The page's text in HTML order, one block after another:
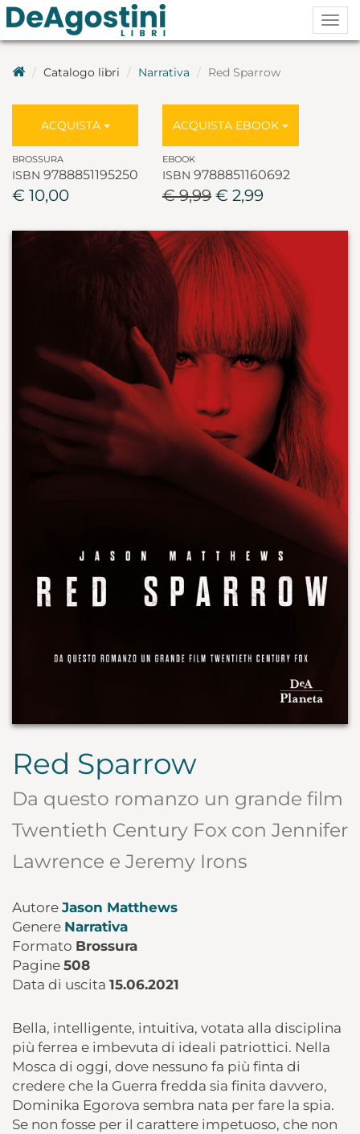
Catalogo libri Narrativa Red Sparrow
ACQUISTA
BROSSURA
ISBN 9788851195250
€ 10,00
ACQUISTA EBOOK
EBOOK
ISBN 9788851160692
€ 9,99 € 2,99
Red Sparrow
Da questo romanzo un grande film
Twentieth Century Fox con Jennifer
Lawrence e Jeremy Irons
Autore Jason Matthews
Genere Narrativa
Formato Brossura
Pagine 508
Data di uscita 15.06.2021
Bella, intelligente, intuitiva, votata alla disciplina
più ferrea e imbevuta di ideali patriottici. Nella
Mosca di oggi, dove nessuno fa più finta di
credere che la Guerra fredda sia finita davvero,
Dominika Egorova sembra nata per fare la spia.
Se non fosse per il carattere impetuoso, che non